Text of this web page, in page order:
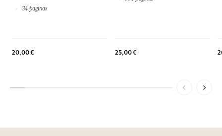
34 paginas
20,00 € 25,00 €